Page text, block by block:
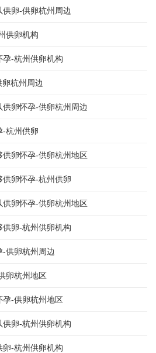
卵-供卵杭州周边
供卵机构
-杭州供卵机构
杭州周边
卵怀孕-供卵杭州周边
杭州供卵
卵怀孕-供卵杭州地区
卵怀孕-杭州供卵
卵怀孕-供卵杭州地区
卵-杭州供卵机构
-供卵杭州周边
卵杭州地区
-供卵杭州地区
卵-杭州供卵机构
-杭州供卵机构